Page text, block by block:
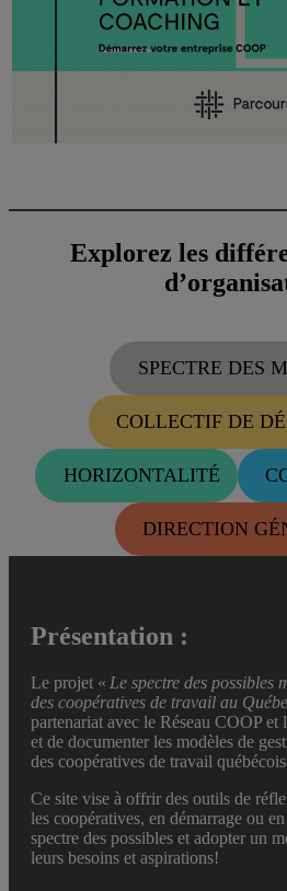
Explorez les
SPECTRE DES
COLLECTIF DE
HORIZONTALITÉ
DIRECTION
Présentation :
Le projet « Le spectre des possibles
des coopératives de travail au
partenariat avec le Réseau COOP
et de documenter les modèles de
des coopératives de travail
Ce site vise à offrir des outils de
les coopératives, en démarrage ou
spectre des possibles et adopter un
leurs besoins et aspirations!